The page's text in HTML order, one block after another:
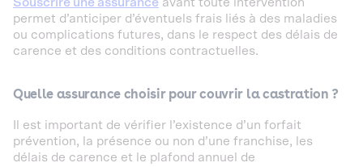
permet d’anticiper d’éventuels frais liés à des maladies
ou complications futures, dans le respect des délais de
carence et des conditions contractuelles.
Quelle assurance choisir pour couvrir la castration ?
Il est important de vérifier l’existence d’un forfait
prévention, la présence ou non d’une franchise, les
délais de carence et le plafond annuel de